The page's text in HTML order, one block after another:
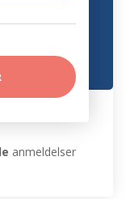
anmeldelser